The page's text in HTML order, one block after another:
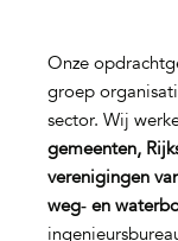
Onze
groep
sector. Wij
gemeenten,
verenigingen
weg‑ en